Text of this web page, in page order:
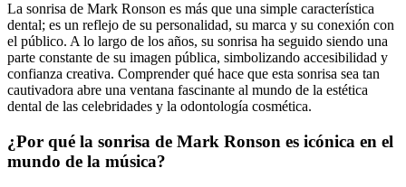
La sonrisa de Mark Ronson es más que una simple característica
dental; es un reflejo de su personalidad, su marca y su conexión con
el público. A lo largo de los años, su sonrisa ha seguido siendo una
parte constante de su imagen pública, simbolizando accesibilidad y
confianza creativa. Comprender qué hace que esta sonrisa sea tan
cautivadora abre una ventana fascinante al mundo de la estética
dental de las celebridades y la odontología cosmética.
¿Por qué la sonrisa de Mark Ronson es icónica en el
mundo de la música?